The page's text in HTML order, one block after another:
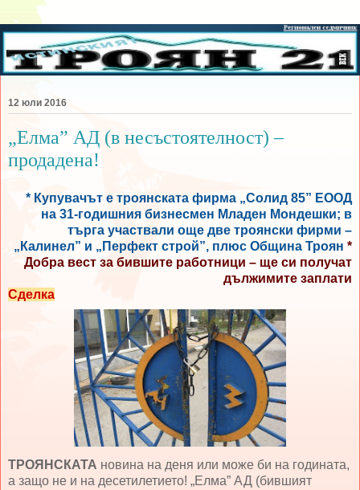
12 юли 2016
„Елма” АД (в несъстоятелност) –
продадена!
* Купувачът е троянската фирма „Солид 85” ЕООД
на 31-годишния бизнесмен Младен Мондешки; в
търга участвали още две троянски фирми –
„Калинел” и „Перфект строй”, плюс Община Троян *
Добра вест за бившите работници – ще си получат
дължимите заплати
Сделка
ТРОЯНСКАТА новина на деня или може би на годината,
а защо не и на десетилетието! „Елма” АД (бившият